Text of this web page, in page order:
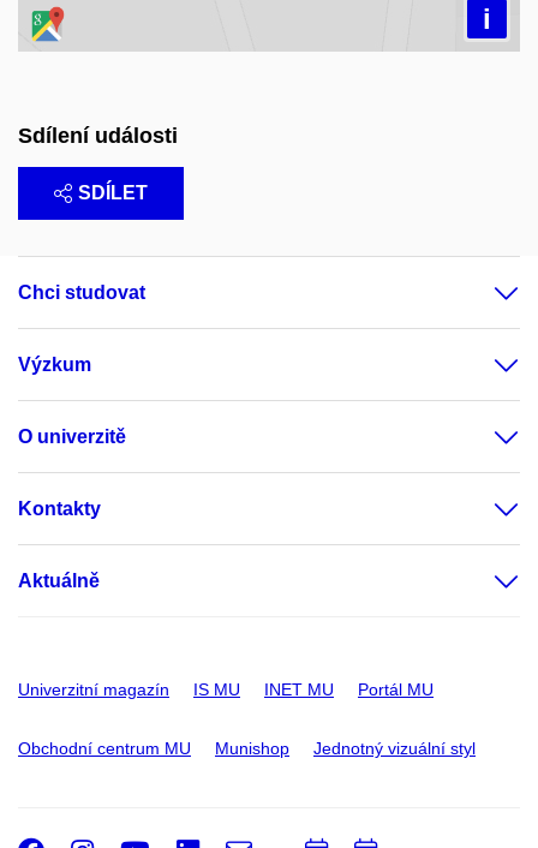
i
Sdílení události
SDÍLET
Chci studovat
Výzkum
O univerzitě
Kontakty
Aktuálně
Univerzitní magazín IS MU INET MU Portál MU
Obchodní centrum MU Munishop Jednotný vizuální styl